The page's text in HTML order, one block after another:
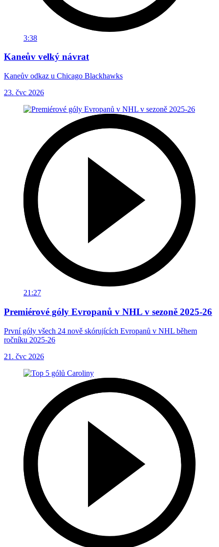
3:38
Kaneův velký návrat
Kaneův odkaz u Chicago Blackhawks
23. čvc 2026
21:27
Premiérové góly Evropanů v NHL v sezoně 2025-26
První góly všech 24 nově skórujících Evropanů v NHL během
ročníku 2025-26
21. čvc 2026